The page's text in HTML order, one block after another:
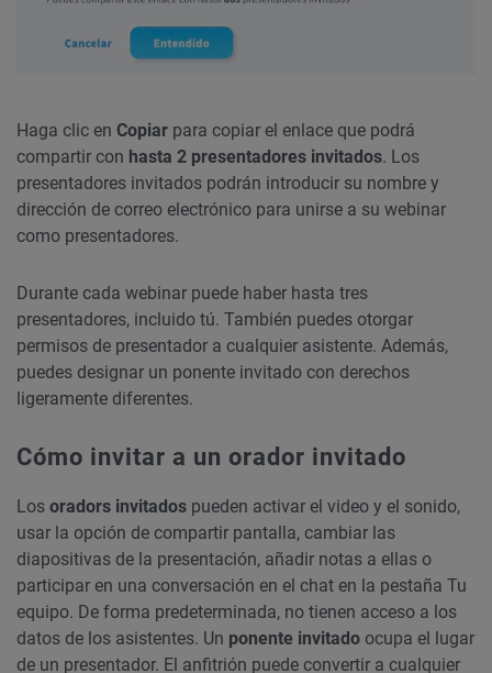
Haga clic en Copiar para copiar el enlace que podrá
compartir con hasta 2 presentadores invitados. Los
presentadores invitados podrán introducir su nombre y
dirección de correo electrónico para unirse a su webinar
como presentadores.
Durante cada webinar puede haber hasta tres
presentadores, incluido tú. También puedes otorgar
permisos de presentador a cualquier asistente. Además,
puedes designar un ponente invitado con derechos
ligeramente diferentes.
Cómo invitar a un orador invitado
Los oradors invitados pueden activar el video y el sonido,
usar la opción de compartir pantalla, cambiar las
diapositivas de la presentación, añadir notas a ellas o
participar en una conversación en el chat en la pestaña Tu
equipo. De forma predeterminada, no tienen acceso a los
datos de los asistentes. Un ponente invitado ocupa el lugar
de un presentador. El anfitrión puede convertir a cualquier